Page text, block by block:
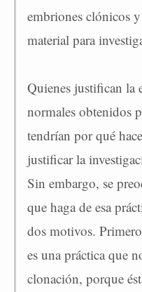
embriones clónicos
material para
Quienes justifican la
normales obtenidos
tendrían por qué
justificar la
Sin embargo, se
que haga de esa
dos motivos.
es una práctica que
clonación, porque